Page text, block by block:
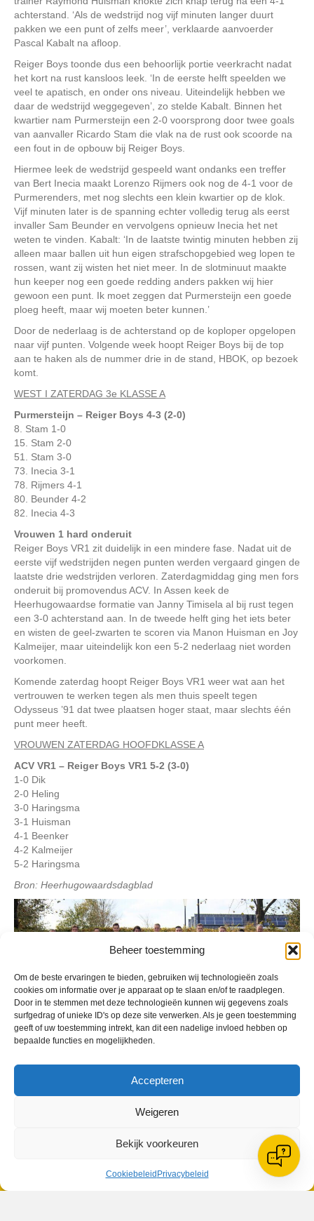
Beheer toestemming
Om de beste ervaringen te bieden, gebruiken wij technologieën zoals
cookies om informatie over je apparaat op te slaan en/of te raadplegen.
Door in te stemmen met deze technologieën kunnen wij gegevens zoals
surfgedrag of unieke ID's op deze site verwerken. Als je geen toestemming
geeft of uw toestemming intrekt, kan dit een nadelige invloed hebben op
bepaalde functies en mogelijkheden.
Accepteren
Weigeren
Bekijk voorkeuren
Cookiebeleid Privacybeleid
achterstand. ‘Als de wedstrijd nog vijf minuten langer duurt
pakken we een punt of zelfs meer’, verklaarde aanvoerder
Pascal Kabalt na afloop.
Reiger Boys toonde dus een behoorlijk portie veerkracht nadat
het kort na rust kansloos leek. ‘In de eerste helft speelden we
veel te apatisch, en onder ons niveau. Uiteindelijk hebben we
daar de wedstrijd weggegeven’, zo stelde Kabalt. Binnen het
kwartier nam Purmersteijn een 2-0 voorsprong door twee goals
van aanvaller Ricardo Stam die vlak na de rust ook scoorde na
een fout in de opbouw bij Reiger Boys.
Hiermee leek de wedstrijd gespeeld want ondanks een treffer
van Bert Inecia maakt Lorenzo Rijmers ook nog de 4-1 voor de
Purmerenders, met nog slechts een klein kwartier op de klok.
Vijf minuten later is de spanning echter volledig terug als eerst
invaller Sam Beunder en vervolgens opnieuw Inecia het net
weten te vinden. Kabalt: ‘In de laatste twintig minuten hebben zij
alleen maar ballen uit hun eigen strafschopgebied weg lopen te
rossen, want zij wisten het niet meer. In de slotminuut maakte
hun keeper nog een goede redding anders pakken wij hier
gewoon een punt. Ik moet zeggen dat Purmersteijn een goede
ploeg heeft, maar wij moeten beter kunnen.’
Door de nederlaag is de achterstand op de koploper opgelopen
naar vijf punten. Volgende week hoopt Reiger Boys bij de top
aan te haken als de nummer drie in de stand, HBOK, op bezoek
komt.
WEST I ZATERDAG 3e KLASSE A
Purmersteijn – Reiger Boys 4-3 (2-0)
8. Stam 1-0
15. Stam 2-0
51. Stam 3-0
73. Inecia 3-1
78. Rijmers 4-1
80. Beunder 4-2
82. Inecia 4-3
Vrouwen 1 hard onderuit
Reiger Boys VR1 zit duidelijk in een mindere fase. Nadat uit de
eerste vijf wedstrijden negen punten werden vergaard gingen de
laatste drie wedstrijden verloren. Zaterdagmiddag ging men fors
onderuit bij promovendus ACV. In Assen keek de
Heerhugowaardse formatie van Janny Timisela al bij rust tegen
een 3-0 achterstand aan. In de tweede helft ging het iets beter
en wisten de geel-zwarten te scoren via Manon Huisman en Joy
Kalmeijer, maar uiteindelijk kon een 5-2 nederlaag niet worden
voorkomen.
Komende zaterdag hoopt Reiger Boys VR1 weer wat aan het
vertrouwen te werken tegen als men thuis speelt tegen
Odysseus ’91 dat twee plaatsen hoger staat, maar slechts één
punt meer heeft.
VROUWEN ZATERDAG HOOFDKLASSE A
ACV VR1 – Reiger Boys VR1 5-2 (3-0)
1-0 Dik
2-0 Heling
3-0 Haringsma
3-1 Huisman
4-1 Beenker
4-2 Kalmeijer
5-2 Haringsma
Bron: Heerhugowaardsdagblad
Geplaatst inBerichten seizoen 2018-2019
De Wending, Lotte Beesedijk 1